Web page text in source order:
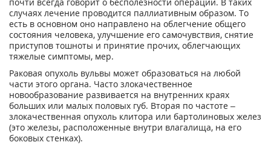
случаях лечение проводится паллиативным образом. То
есть в основном оно направлено на облегчение общего
состояния человека, улучшение его самочувствия, снятие
приступов тошноты и принятие прочих, облегчающих
тяжелые симптомы, мер.
Раковая опухоль вульвы может образоваться на любой
части этого органа. Часто злокачественное
новообразование развивается на внутренних краях
больших или малых половых губ. Вторая по частоте –
злокачественная опухоль клитора или бартолиновых желез
(это железы, расположенные внутри влагалища, на его
боковых стенках).